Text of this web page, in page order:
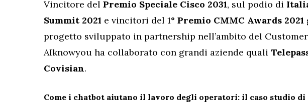
Vincitore del Premio Speciale Cisco 2031, sul podio di
Summit 2021 e vincitori del 1° Premio CMMC Awards 2021
progetto sviluppato in partnership nell’ambito del
AIknowyou ha collaborato con grandi aziende quali
Covisian.
Come i chatbot aiutano il lavoro degli operatori: il caso studio di